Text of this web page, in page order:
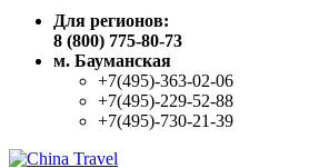
Для регионов:
8 (800) 775-80-73
м. Бауманская
+7(495)-363-02-06
+7(495)-229-52-88
+7(495)-730-21-39